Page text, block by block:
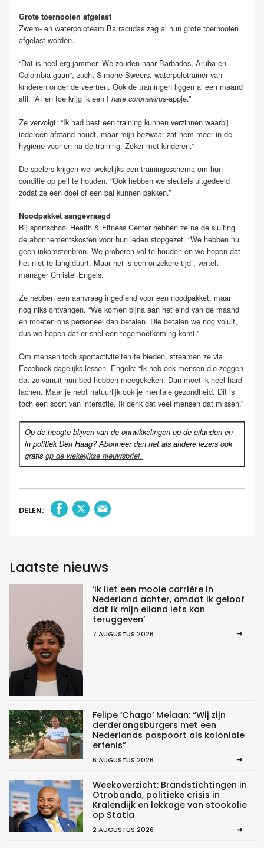
Grote toernooien afgelast
Zwem- en waterpoloteam Barracudas zag al hun grote toernooien
afgelast worden.
“Dat is heel erg jammer. We zouden naar Barbados, Aruba en
Colombia gaan”, zucht Simone Sweers, waterpolotrainer van
kinderen onder de veertien. Ook de trainingen liggen al een maand
stil. “Af en toe krijg ik een I hate coronavirus-appje.”
Ze vervolgt: “Ik had best een training kunnen verzinnen waarbij
iedereen afstand houdt, maar mijn bezwaar zat hem meer in de
hygiëne voor en na de training. Zeker met kinderen.”
De spelers krijgen wel wekelijks een trainingsschema om hun
conditie op peil te houden. “Ook hebben we sleutels uitgedeeld
zodat ze een doel of een bal kunnen pakken.”
Noodpakket aangevraagd
Bij sportschool Health & Fitness Center hebben ze na de sluiting
de abonnementskosten voor hun leden stopgezet. “We hebben nu
geen inkomstenbron. We proberen vol te houden en we hopen dat
het niet te lang duurt. Maar het is een onzekere tijd”, vertelt
manager Christel Engels.
Ze hebben een aanvraag ingediend voor een noodpakket, maar
nog niks ontvangen. “We komen bijna aan het eind van de maand
en moeten ons personeel dan betalen. Die betalen we nog voluit,
dus we hopen dat er snel een tegemoetkoming komt.”
Om mensen toch sportactiviteiten te bieden, streamen ze via
Facebook dagelijks lessen. Engels: “Ik heb ook mensen die zeggen
dat ze vanuit hun bed hebben meegekeken. Dan moet ik heel hard
lachen. Maar je hebt natuurlijk ook je mentale gezondheid. Dit is
toch een soort van interactie. Ik denk dat veel mensen dat missen.”
Op de hoogte blijven van de ontwikkelingen op de eilanden en
in politiek Den Haag? Abonneer dan net als andere lezers ook
gratis op de wekelijkse nieuwsbrief.
DELEN:
Laatste nieuws
‘Ik liet een mooie carrière in
Nederland achter, omdat ik geloof
dat ik mijn eiland iets kan
teruggeven’
7 AUGUSTUS 2026
Felipe ‘Chago’ Melaan: “Wij zijn
derderangsburgers met een
Nederlands paspoort als koloniale
erfenis”
6 AUGUSTUS 2026
Weekoverzicht: Brandstichtingen in
Otrobanda, politieke crisis in
Kralendijk en lekkage van stookolie
op Statia
2 AUGUSTUS 2026